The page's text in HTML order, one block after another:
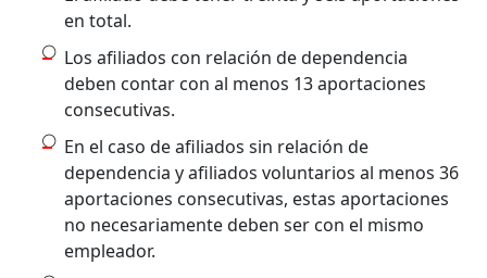
en total.
Los afiliados con relación de dependencia
deben contar con al menos 13 aportaciones
consecutivas.
En el caso de afiliados sin relación de
dependencia y afiliados voluntarios al menos 36
aportaciones consecutivas, estas aportaciones
no necesariamente deben ser con el mismo
empleador.